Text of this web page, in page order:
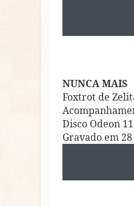
NUNCA MAIS
Foxtrot de
Disco Odeon
Gravado em